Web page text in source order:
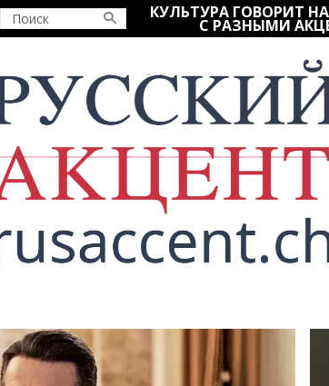
КУЛЬТУРА ГОВОРИТ
С РАЗНЫМИ